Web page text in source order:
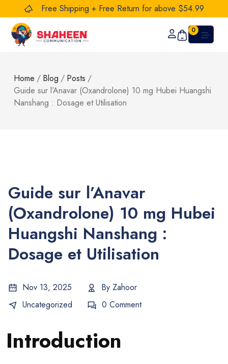
Free Shipping + Free Return for above $54.99
0
Home / Blog / Posts /
Guide sur l’Anavar (Oxandrolone) 10 mg Hubei Huangshi
Nanshang : Dosage et Utilisation
Guide sur l’Anavar
(Oxandrolone) 10 mg Hubei
Huangshi Nanshang :
Dosage et Utilisation
Nov 13, 2025 By Zahoor
Uncategorized
0 Comment
Introduction